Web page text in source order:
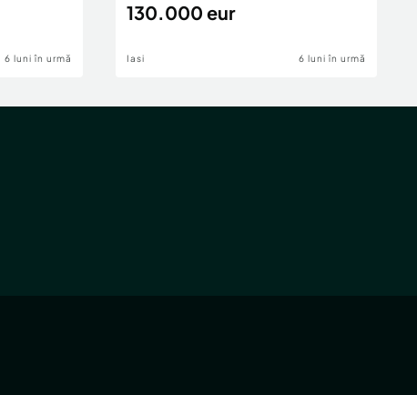
6 luni în urmă
130.000 eur
Iasi 6 luni în urmă